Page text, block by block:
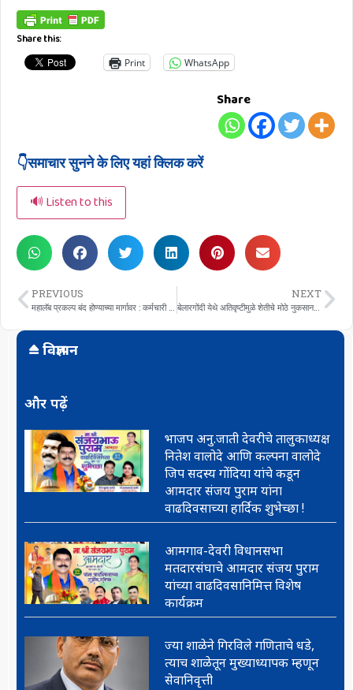
Share this:
Print WhatsApp
Share
👇समाचार सुनने के लिए यहां क्लिक करें
🔊 Listen to this
PREVIOUS
महालॅब प्रकल्प बंद होण्याच्या मार्गावर : कर्मचारी चिंतेत
NEXT
बेलारगोंदी येथे अतिवृष्टीमुळे शेतीचे मोठे नुकसान ; आमदार संजय पुराम यांची पाहणी
विज्ञापन
और पढ़ें
भाजप अनु.जाती देवरीचे तालुकाध्यक्ष
नितेश वालोदे आणि कल्पना वालोदे
जिप सदस्य गोंदिया यांचे कडून
आमदार संजय पुराम यांना
वाढदिवसाच्या हार्दिक शुभेच्छा !
आमगाव-देवरी विधानसभा
मतदारसंघाचे आमदार संजय पुराम
यांच्या वाढदिवसानिमित्त विशेष
कार्यक्रम
ज्या शाळेने गिरविले गणिताचे धडे,
त्याच शाळेतून मुख्याध्यापक म्हणून
सेवानिवृत्ती